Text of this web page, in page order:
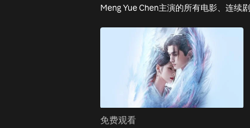
Meng Yue Chen主演的所有电影、连续
免费观看